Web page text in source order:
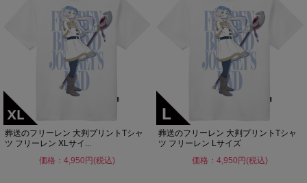
葬送のフリーレン 大判プリントTシャ
ツ フリーレン XLサイ...
価格：4,950円(税込)
葬送のフリーレン 大判プリントTシャ
ツ フリーレン Lサイズ
価格：4,950円(税込)